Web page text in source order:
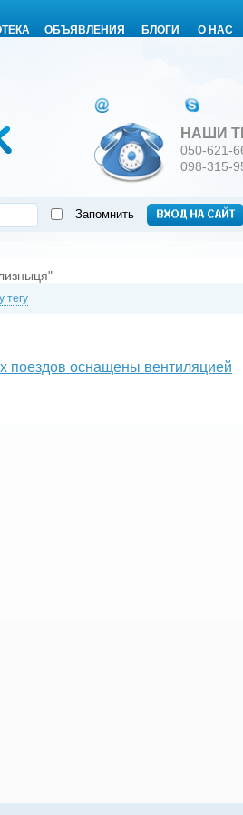
ОБЪЯВЛЕНИЯ БЛОГИ О НАС
НАШИ
050-621-
098-315-
Запомнить
тегу
поездов оснащены вентиляцией